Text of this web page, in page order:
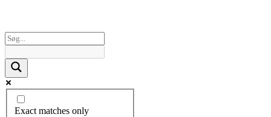
Exact matches only